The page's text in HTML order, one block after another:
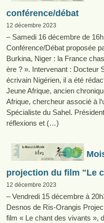
conférence/débat
12 décembre 2023
– Samedi 16 décembre de
Conférence/Débat proposée
Burkina, Niger : la France
ère ? ». Intervenant : Docteur
écrivain Nigérien, il a été
Jeune Afrique, ancien
Afrique, chercheur associé à
Spécialiste du Sahel.
réflexions et (…)
projection du film "Le
12 décembre 2023
– Vendredi 15 décembre à
Desnos de Ris-Orangis
film « Le chant des vivants »,